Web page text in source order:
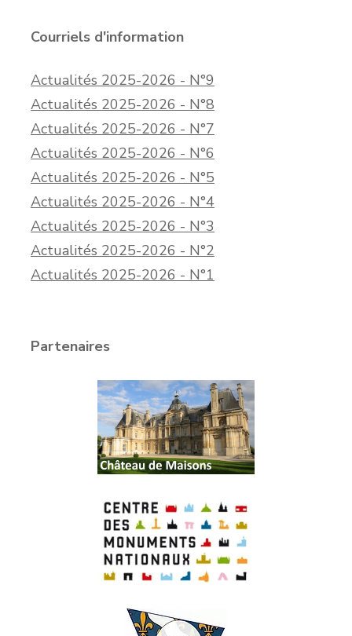
Courriels d'information
Actualités 2025-2026 - N°9
Actualités 2025-2026 - N°8
Actualités 2025-2026 - N°7
Actualités 2025-2026 - N°6
Actualités 2025-2026 - N°5
Actualités 2025-2026 - N°4
Actualités 2025-2026 - N°3
Actualités 2025-2026 - N°2
Actualités 2025-2026 - N°1
Partenaires